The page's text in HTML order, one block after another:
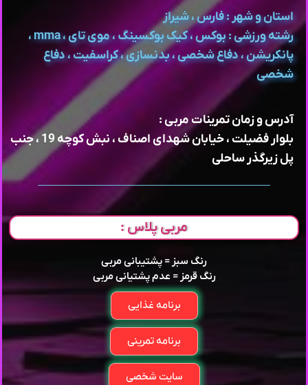
استان و شهر : فارس ، شیراز
رشته ورزشی : بوکس ، کیک بوکسینگ ، موی تای ، mma ،
پانکریشن ، دفاع شخصی ، بدنسازی ، کراسفیت ، دفاع
شخصی
آدرس و زمان تمرینات مربی :
بلوار فضیلت ، خیابان شهدای اصناف ، نبش کوچه 19 ، جنب
پل زیرگذر ساحلی
مربی پلاس :
رنگ سبز = پشتیبانی مربی
رنگ قرمز = عدم پشتیانی مربی
برنامه غذایی
برنامه تمرینی
سایت شخصی